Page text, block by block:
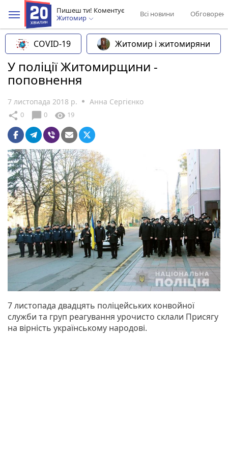
Пишеш ти! Коментує
Житомир
Всі новини
COVID-19 Житомир і житомиряни
У поліції Житомирщини -
поповнення
7 листопада 2018 р. Анна Сергієнко
share 0 chat_bubble 0 visibility 19
7 листопада двадцять поліцейських конвойної
служби та груп реагування урочисто склали Присягу
на вірність українському народові.